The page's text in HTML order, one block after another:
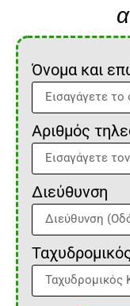
Όνομα και
Αριθμός
Διεύθυνση